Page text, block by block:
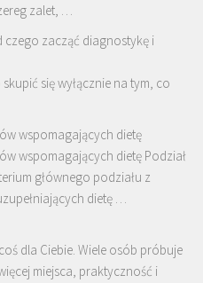
zalet, …
zacząć diagnostykę i
się wyłącznie na tym, co
wspomagających dietę
wspomagających dietę Podział
głównego podziału z
dietę …
dla Ciebie. Wiele osób próbuje
miejsca, praktyczność i